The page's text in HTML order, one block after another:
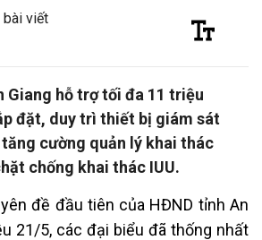
bài viết
Giang hỗ trợ tối đa 11 triệu
đặt, duy trì thiết bị giám sát
cường quản lý khai thác
chống khai thác IUU.
đề đầu tiên của HĐND tỉnh An
21/5, các đại biểu đã thống nhất